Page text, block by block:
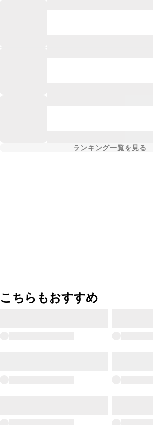
ランキング一覧を見る
こちらもおすすめ